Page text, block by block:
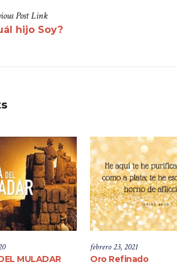
PostLink
hijo Soy?
MULADAR
febrero 23, 2021
Oro Refinado